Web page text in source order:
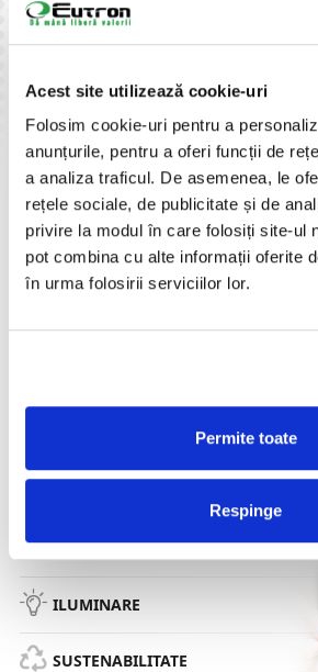
Acest site utilizează cookie-uri
Folosim cookie-uri pentru a
anunțurile, pentru a oferi funcții de
a analiza traficul. De asemenea, le
rețele sociale, de publicitate și de
privire la modul în care folosiți site-ul
pot combina cu alte informații oferite
în urma folosirii serviciilor lor.
Permite toate
Respinge
Dezinfecție Spațiii Interioare
Obiecte
PROCESE NUMERAR
IDENTIFICARE AUTOMATĂ
DOCUMENTE IDENTIFICARE &
SECURITATE INTEGRATĂ
EXPERIENȚĂ VIZUALĂ
PROCESE DEPOZITE
ILUMINARE
SUSTENABILITATE